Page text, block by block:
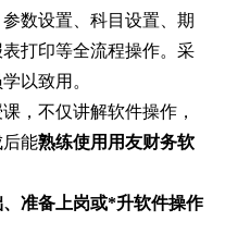
数设置、科目设置、期
打印等全流程操作。采
以致用。
，不仅讲解软件操作，
能熟练使用用友财务软
准备上岗或*升软件操作